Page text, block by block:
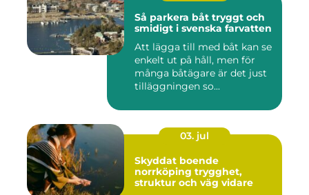
Så parkera båt tryggt och
smidigt i svenska farvatten
Att lägga till med båt kan se
enkelt ut på håll, men för
många båtägare är det just
tilläggningen so...
03. jul
Skyddat boende
norrköping trygghet,
struktur och väg vidare